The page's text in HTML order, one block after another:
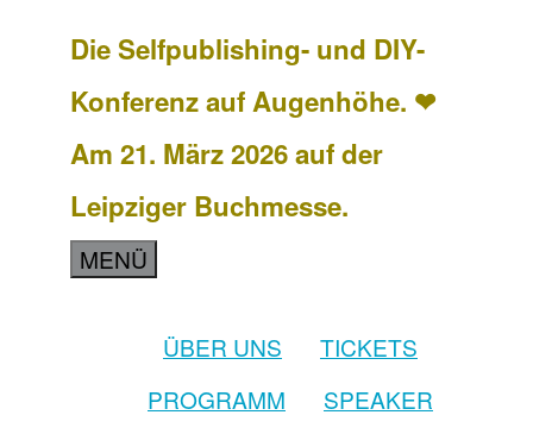
Die Selfpublishing- und DIY-
Konferenz auf Augenhöhe. ❤
Am 21. März 2026 auf der
Leipziger Buchmesse.
MENÜ
ÜBER UNS
TICKETS
PROGRAMM
SPEAKER